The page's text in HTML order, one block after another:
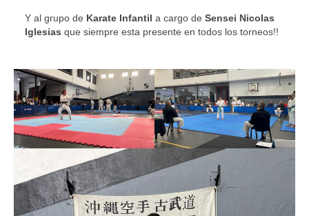
Y al grupo de Karate Infantil a cargo de Sensei Nicolas
Iglesias que siempre esta presente en todos los torneos!!